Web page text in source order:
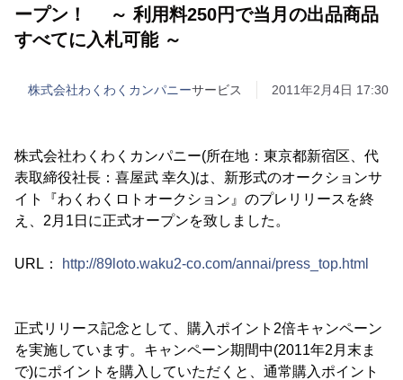
ープン！ ～ 利用料250円で当月の出品商品
すべてに入札可能 ～
株式会社わくわくカンパニーサービス 2011年2月4日 17:30
株式会社わくわくカンパニー(所在地：東京都新宿区、代
表取締役社長：喜屋武 幸久)は、新形式のオークションサ
イト『わくわくロトオークション』のプレリリースを終
え、2月1日に正式オープンを致しました。
URL： http://89loto.waku2-co.com/annai/press_top.html
正式リリース記念として、購入ポイント2倍キャンペーン
を実施しています。キャンペーン期間中(2011年2月末ま
で)にポイントを購入していただくと、通常購入ポイント